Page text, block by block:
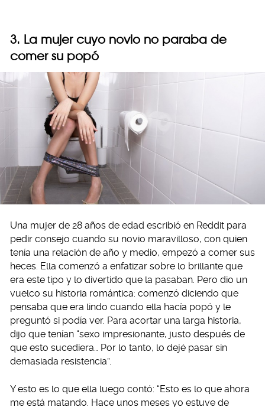
3. La mujer cuyo novio no paraba de
comer su popó
Una mujer de 28 años de edad escribió en Reddit para
pedir consejo cuando su novio maravilloso, con quien
tenía una relación de año y medio, empezó a comer sus
heces. Ella comenzó a enfatizar sobre lo brillante que
era este tipo y lo divertido que la pasaban. Pero dio un
vuelco su historia romántica: comenzó diciendo que
pensaba que era lindo cuando ella hacía popó y le
preguntó si podía ver. Para acortar una larga historia,
dijo que tenían “sexo impresionante, justo después de
que esto sucediera… Por lo tanto, lo dejé pasar sin
demasiada resistencia”.
Y esto es lo que ella luego contó: “Esto es lo que ahora
me está matando. Hace unos meses yo estuve de